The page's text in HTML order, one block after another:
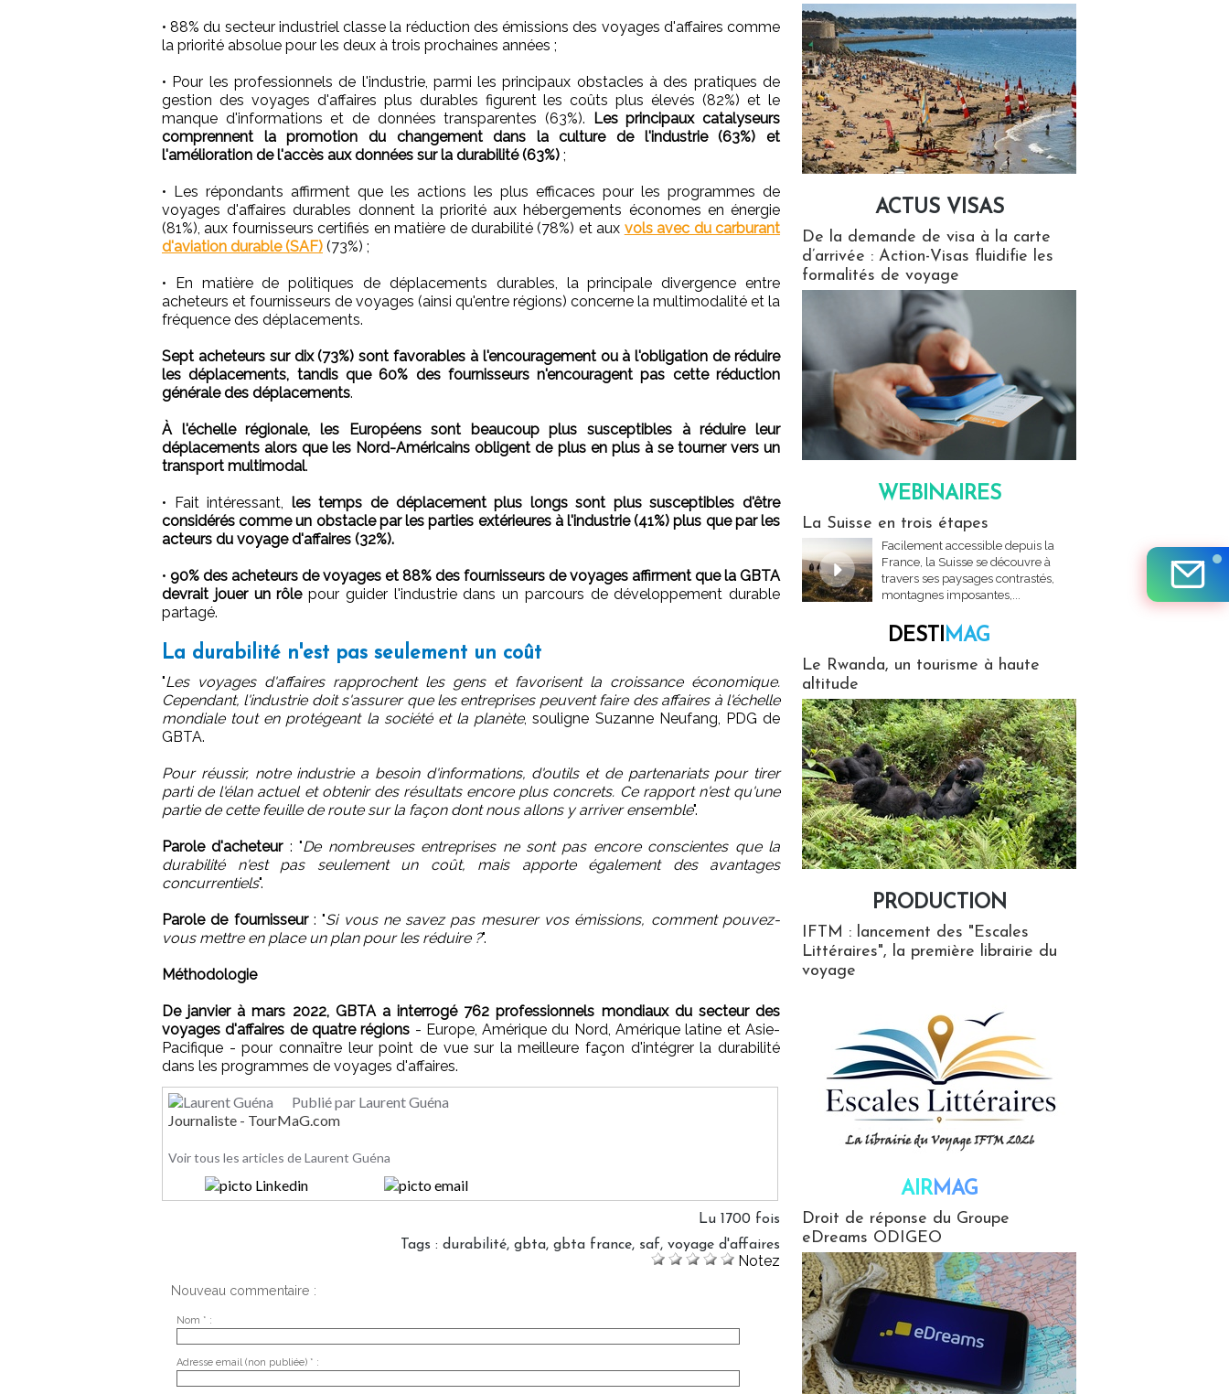
• 88% du secteur industriel classe la réduction des émissions des voyages d'affaires comme
la priorité absolue pour les deux à trois prochaines années ;
• Pour les professionnels de l'industrie, parmi les principaux obstacles à des pratiques de
gestion des voyages d'affaires plus durables figurent les coûts plus élevés (82%) et le
manque d'informations et de données transparentes (63%).
Les principaux catalyseurs
comprennent la promotion du changement dans la culture de l'industrie (63%) et
l'amélioration de l'accès aux données sur la durabilité (63%) ;
• Les répondants affirment que les actions les plus efficaces pour les programmes de
voyages d'affaires durables donnent la priorité aux hébergements économes en énergie
(81%), aux fournisseurs certifiés en matière de durabilité (78%) et aux vols avec du carburant
d'aviation durable (SAF) (73%) ;
• En matière de politiques de déplacements durables, la principale divergence entre
acheteurs et fournisseurs de voyages (ainsi qu'entre régions) concerne la multimodalité et la
fréquence des déplacements.
Sept acheteurs sur dix (73%) sont favorables à l'encouragement ou à l'obligation de réduire
les déplacements, tandis que 60% des fournisseurs n'encouragent pas cette réduction
générale des déplacements.
À l'échelle régionale, les Européens sont beaucoup plus susceptibles à réduire leur
déplacements alors que les Nord-Américains obligent de plus en plus à se tourner vers un
transport multimodal.
• Fait intéressant, les temps de déplacement plus longs sont plus susceptibles d'être
considérés comme un obstacle par les parties extérieures à l'industrie (41%) plus que par les
acteurs du voyage d'affaires (32%).
• 90% des acheteurs de voyages et 88% des fournisseurs de voyages affirment que la GBTA
devrait jouer un rôlepour guider l'industrie dans un parcours de développement durable
partagé.
La durabilité n'est pas seulement un coût
"Les voyages d'affaires rapprochent les gens et favorisent la croissance économique.
Cependant, l'industrie doit s'assurer que les entreprises peuvent faire des affaires à l'échelle
mondiale tout en protégeant la société et la planète, souligne Suzanne Neufang, PDG de
GBTA.
Pour réussir, notre industrie a besoin d'informations, d'outils et de partenariats pour tirer
parti de l'élan actuel et obtenir des résultats encore plus concrets. Ce rapport n'est qu'une
partie de cette feuille de route sur la façon dont nous allons y arriver ensemble".
Parole d'acheteur: "De nombreuses entreprises ne sont pas encore conscientes que la
durabilité n'est pas seulement un coût, mais apporte également des avantages
concurrentiels".
Parole de fournisseur: "Si vous ne savez pas mesurer vos émissions, comment pouvez-
vous mettre en place un plan pour les réduire ?".
Méthodologie
De janvier à mars 2022, GBTA a interrogé 762 professionnels mondiaux du secteur des
voyages d'affaires de quatre régions - Europe, Amérique du Nord, Amérique latine et Asie-
Pacifique - pour connaître leur point de vue sur la meilleure façon d'intégrer la durabilité
dans les programmes de voyages d'affaires.
Publié par Laurent Guéna
Journaliste - TourMaG.com
Voir tous les articles de Laurent Guéna
Lu 1700 fois
Tags : durabilité, gbta, gbta france, saf, voyage d'affaires
Notez
Nouveau commentaire :
Nom * :
Adresse email (non publiée) * :
ACTUS VISAS
De la demande de visa à la carte
d’arrivée : Action-Visas fluidifie les
formalités de voyage
WEBINAIRES
La Suisse en trois étapes
Facilement accessible depuis la
France, la Suisse se découvre à
travers ses paysages contrastés,
montagnes imposantes,...
DESTIMAG
Le Rwanda, un tourisme à haute
altitude
PRODUCTION
IFTM : lancement des "Escales
Littéraires", la première librairie du
voyage
AIRMAG
Droit de réponse du Groupe
eDreams ODIGEO